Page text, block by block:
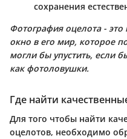
сохранения
Фотография оцелота -
окно в его мир, которое
могли бы упустить, если
как фотоловушки.
Где найти
Для того чтобы найти
оцелотов, необходимо